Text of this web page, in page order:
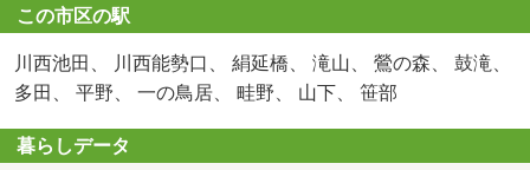
この市区の駅
川西池田、 川西能勢口、 絹延橋、 滝山、 鶯の森、 鼓滝、
多田、 平野、 一の鳥居、 畦野、 山下、 笹部
暮らしデータ